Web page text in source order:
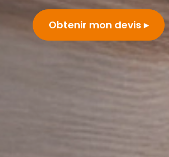
Obtenir mon devis